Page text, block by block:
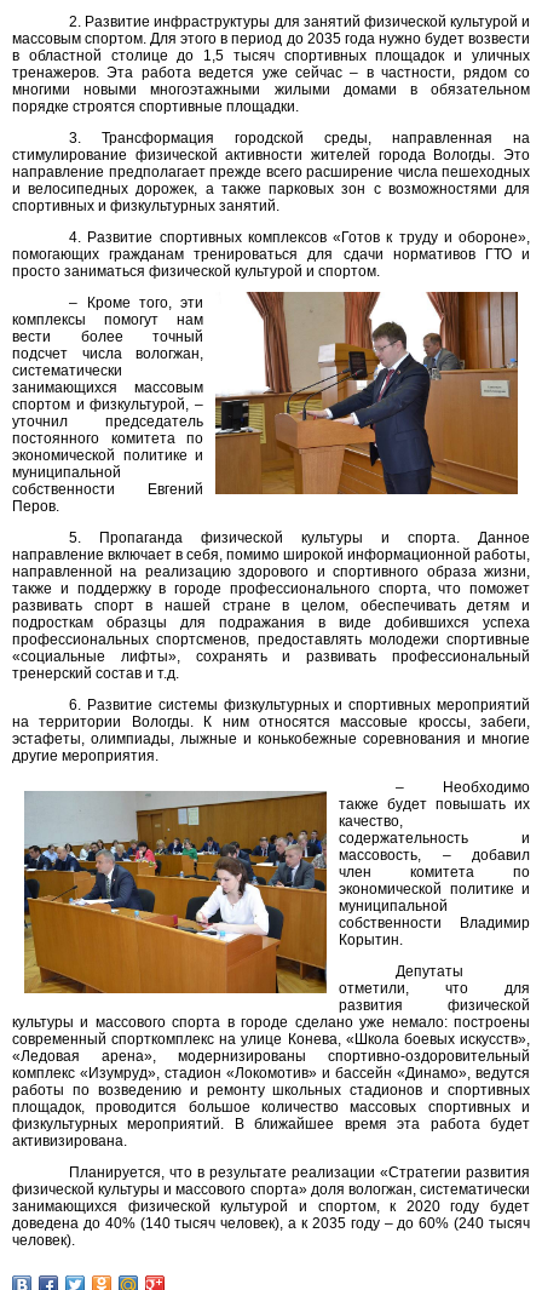
2. Развитие инфраструктуры для занятий физической культурой и
массовым спортом. Для этого в период до 2035 года нужно будет возвести
в областной столице до 1,5 тысяч спортивных площадок и уличных
тренажеров. Эта работа ведется уже сейчас – в частности, рядом со
многими новыми многоэтажными жилыми домами в обязательном
порядке строятся спортивные площадки.
3. Трансформация городской среды, направленная на
стимулирование физической активности жителей города Вологды. Это
направление предполагает прежде всего расширение числа пешеходных
и велосипедных дорожек, а также парковых зон с возможностями для
спортивных и физкультурных занятий.
4. Развитие спортивных комплексов «Готов к труду и обороне»,
помогающих гражданам тренироваться для сдачи нормативов ГТО и
просто заниматься физической культурой и спортом.
– Кроме того, эти
комплексы помогут нам
вести более точный
подсчет числа вологжан,
систематически
занимающихся массовым
спортом и физкультурой, –
уточнил председатель
постоянного комитета по
экономической политике и
муниципальной
собственности Евгений
Перов.
5. Пропаганда физической культуры и спорта. Данное
направление включает в себя, помимо широкой информационной работы,
направленной на реализацию здорового и спортивного образа жизни,
также и поддержку в городе профессионального спорта, что поможет
развивать спорт в нашей стране в целом, обеспечивать детям и
подросткам образцы для подражания в виде добившихся успеха
профессиональных спортсменов, предоставлять молодежи спортивные
«социальные лифты», сохранять и развивать профессиональный
тренерский состав и т.д.
6. Развитие системы физкультурных и спортивных мероприятий
на территории Вологды. К ним относятся массовые кроссы, забеги,
эстафеты, олимпиады, лыжные и конькобежные соревнования и многие
другие мероприятия.
– Необходимо
также будет повышать их
качество,
содержательность и
массовость, – добавил
член комитета по
экономической политике и
муниципальной
собственности Владимир
Корытин.
Депутаты
отметили, что для
развития физической
культуры и массового спорта в городе сделано уже немало: построены
современный спорткомплекс на улице Конева, «Школа боевых искусств»,
«Ледовая арена», модернизированы спортивно-оздоровительный
комплекс «Изумруд», стадион «Локомотив» и бассейн «Динамо», ведутся
работы по возведению и ремонту школьных стадионов и спортивных
площадок, проводится большое количество массовых спортивных и
физкультурных мероприятий. В ближайшее время эта работа будет
активизирована.
Планируется, что в результате реализации «Стратегии развития
физической культуры и массового спорта» доля вологжан, систематически
занимающихся физической культурой и спортом, к 2020 году будет
доведена до 40% (140 тысяч человек), а к 2035 году – до 60% (240 тысяч
человек).